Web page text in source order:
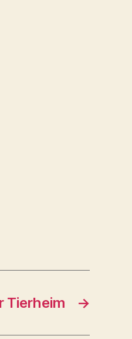
→
Tierheim